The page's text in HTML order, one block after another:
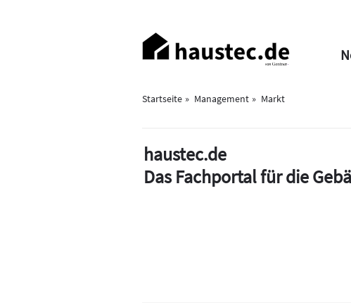
Haupt-
Navigation
Startseite Management
Markt
haustec.de
Das Fachportal für die